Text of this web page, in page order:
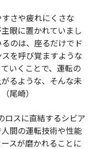
さや疲れにくさな
眼に置かれていまし
のは、座るだけでド
を呼び覚ますような
いくことで、運転の
るような、そんな未
尾崎）
ロスに直結するシビア
間の運転技術や性能
スが磨かれることに